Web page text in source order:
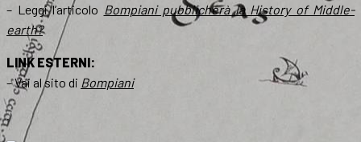
– Leggi l’articolo Bompiani pubblicherà la History of Middle-
earth?
LINK ESTERNI:
– Vai al sito di Bompiani
.